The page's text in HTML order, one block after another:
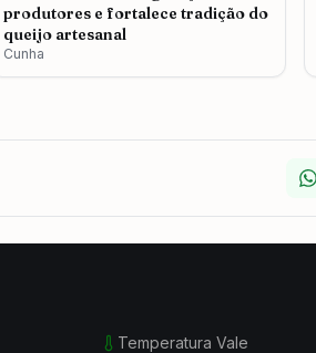
produtores e fortalece tradição do
queijo artesanal
Cunha
Temperatura Vale